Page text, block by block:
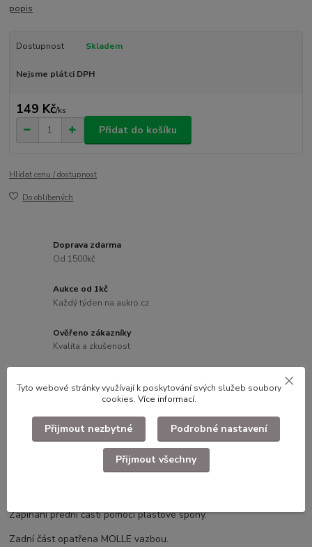
popis
Dostupnost Skladem
Nejsme plátci DPH
149 Kč/ks
Přidat do košíku
Hlídat cenu / dostupnost
Do oblíbených
Doprava zdarma
Od 1500kč
Aukce od 1kč
Každý týden na aukro.cz
Ověřeno zákazníky
Kvalita a zkušenost
Slevy pro registrované
Kompletní specifikace
Zapínání přední části pomocí plastové spony.
Zadní část opatřena MOLLE vazbou.
Tyto webové stránky využívají k poskytování svých služeb soubory
cookies. Více informací.
Přijmout nezbytné Podrobné nastavení
Přijmout všechny